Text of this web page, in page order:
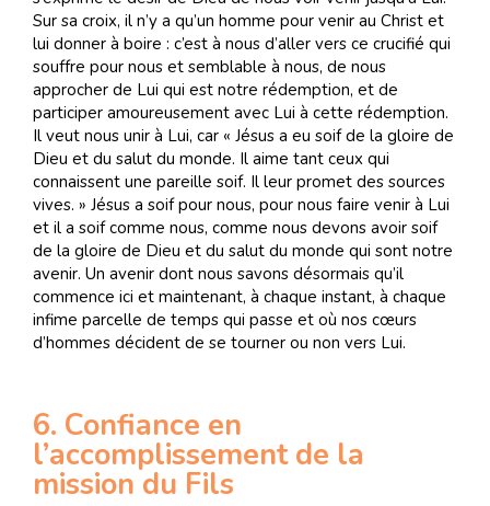
Sur sa croix, il n’y a qu’un homme pour venir au Christ et
lui donner à boire : c’est à nous d’aller vers ce crucifié qui
souffre pour nous et semblable à nous, de nous
approcher de Lui qui est notre rédemption, et de
participer amoureusement avec Lui à cette rédemption.
Il veut nous unir à Lui, car « Jésus a eu soif de la gloire de
Dieu et du salut du monde. Il aime tant ceux qui
connaissent une pareille soif. Il leur promet des sources
vives. » Jésus a soif pour nous, pour nous faire venir à Lui
et il a soif comme nous, comme nous devons avoir soif
de la gloire de Dieu et du salut du monde qui sont notre
avenir. Un avenir dont nous savons désormais qu’il
commence ici et maintenant, à chaque instant, à chaque
infime parcelle de temps qui passe et où nos cœurs
d’hommes décident de se tourner ou non vers Lui.
6. Confiance en
l’accomplissement de la
mission du Fils